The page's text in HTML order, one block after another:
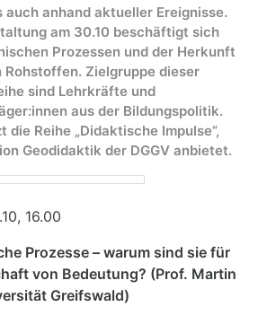
anhand aktueller Ereignisse.
am 30.10 beschäftigt sich
Prozessen und der Herkunft
Rohstoffen. Zielgruppe dieser
sind Lehrkräfte und
aus der Bildungspolitik.
die Reihe „Didaktische Impulse“,
Geodidaktik der DGGV anbietet.
16.00
Prozesse – warum sind sie für
von Bedeutung? (Prof. Martin
Greifswald)